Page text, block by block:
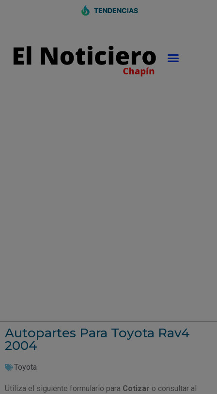
TENDENCIAS
Autopartes Para Toyota Rav4
2004
Toyota
Utiliza el siguiente formulario para Cotizar o consultar al